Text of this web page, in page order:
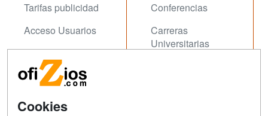
Tarifas publicidad
Acceso Usuarios
Acceso Centros
Conferencias
Carreras
Universitarias
Contactar
Cookies